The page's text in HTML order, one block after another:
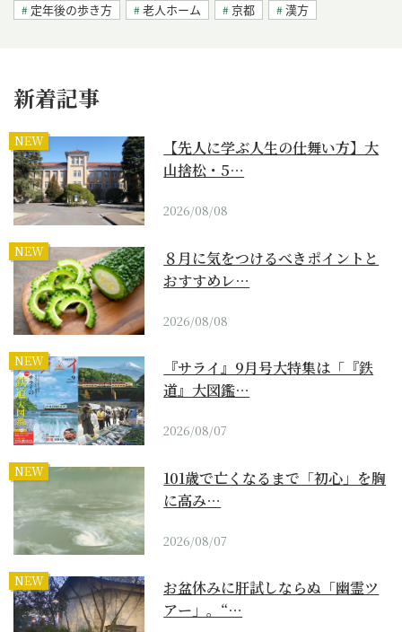
定年後の歩き方
老人ホーム 京都 漢方
新着記事
NEW
【先人に学ぶ人生の仕舞い方】大
山捨松・5…
2026/08/08
NEW
８月に気をつけるべきポイントと
おすすめレ…
2026/08/08
NEW
『サライ』9月号大特集は「『鉄
道』大図鑑…
2026/08/07
NEW
101歳で亡くなるまで「初心」を胸
に高み…
2026/08/07
NEW
お盆休みに肝試しならぬ「幽霊ツ
アー」。“…